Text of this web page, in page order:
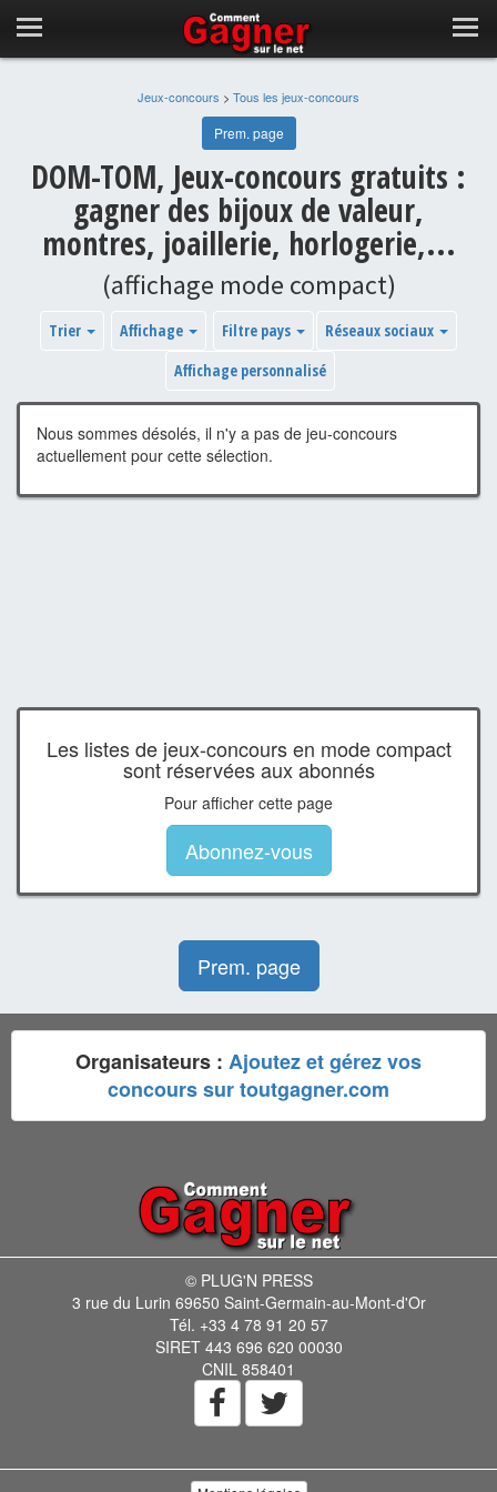
Jeux-concours > Tous les jeux-concours
Prem. page
DOM-TOM, Jeux-concours gratuits :
gagner des bijoux de valeur,
montres, joaillerie, horlogerie,...
(affichage mode compact)
Trier Affichage Filtre pays
Réseaux sociaux
Affichage personnalisé
Nous sommes désolés, il n'y a pas de jeu-concours
actuellement pour cette sélection.
Les listes de jeux-concours en mode compact
sont réservées aux abonnés
Pour afficher cette page
Abonnez-vous
Prem. page
Organisateurs : Ajoutez et gérez vos
concours sur toutgagner.com
© PLUG'N PRESS
3 rue du Lurin 69650 Saint-Germain-au-Mont-d'Or
Tél. +33 4 78 91 20 57
SIRET 443 696 620 00030
CNIL 858401